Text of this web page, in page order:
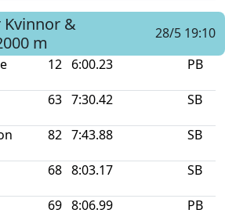
Kvinnor &
m
28/5 19:10
12 6:00.23 PB
63 7:30.42 SB
82 7:43.88 SB
68 8:03.17 SB
69 8:06.99 PB